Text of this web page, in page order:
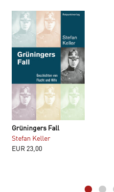
Grüningers Fall
Stefan Keller
EUR 23,00